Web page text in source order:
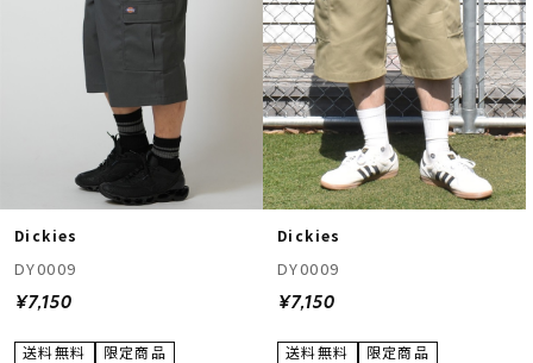
Dickies
DY0009
¥7,150
Dickies
DY0009
¥7,150